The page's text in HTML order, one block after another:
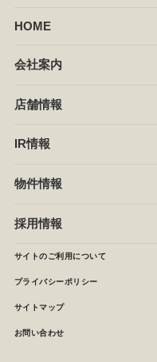
HOME
会社案内
企業情報
セントラルキッチン
NEWS
店舗情報
椿屋珈琲
イタリアンダイニングDONA
店舗検索
IR情報
IRニュース
月次報告
決算短信
株主の皆様へ
よくあるご質問 (株主優待制度)
物件情報
採用情報
サイトのご利用について
プライバシーポリシー
サイトマップ
お問い合わせ